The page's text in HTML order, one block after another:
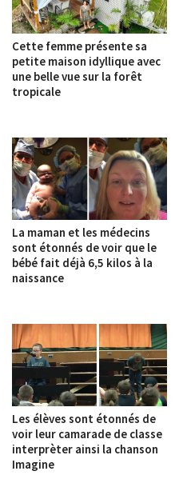
Cette femme présente sa
petite maison idyllique avec
une belle vue sur la forêt
tropicale
La maman et les médecins
sont étonnés de voir que le
bébé fait déjà 6,5 kilos à la
naissance
Les élèves sont étonnés de
voir leur camarade de classe
interprèter ainsi la chanson
Imagine